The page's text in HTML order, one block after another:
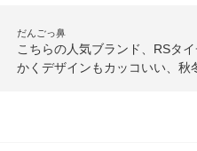
だんごっ鼻
こちらの人気ブランド、RSタ
かくデザインもカッコいい、秋